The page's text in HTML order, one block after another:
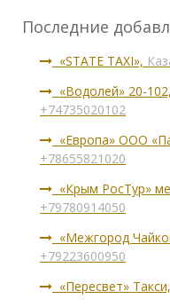
Последние
«STATE TAXI»,
«Водолей» 20-102,
+74735020102
«Европа» ООО
+78655821020
«Крым РосТур»
+79780914050
«Межгород
+79223600950
«Пересвет» Такси,